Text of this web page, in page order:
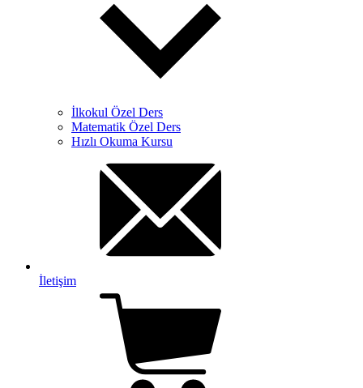
İlkokul Özel Ders
Matematik Özel Ders
Hızlı Okuma Kursu
İletişim